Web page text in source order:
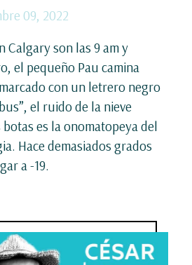
09, 2022
Calgary son las 9 am y
el pequeño Pau camina
con un letrero negro
el ruido de la nieve
es la onomatopeya del
Hace demasiados grados
a -19.